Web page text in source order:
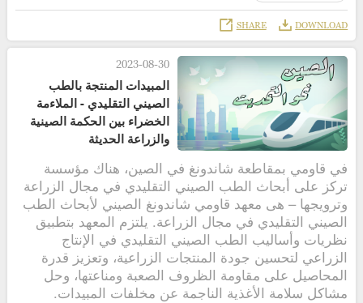
DOWNLOAD
SHARE
2023-08-30
المبيدات المنتجة بالطب
الصيني التقليدي - الملاءمة
الخضراء بين الحكمة الصينية
والزراعة الحديثة
في قاومي بمقاطعة شاندونغ في الصين، هناك مؤسسة
تركز على أبحاث الطب الصيني التقليدي في مجال الزراعة
وترويجها – هى معهد قاومي شاندونغ الصيني لأبحاث الطب
الصيني التقليدي في مجال الزراعة. يلتزم المعهد بتطبيق
نظريات وأساليب الطب الصيني التقليدي في الإنتاج
الزراعي لتحسين جودة المنتجات الزراعية، وتعزيز قدرة
المحاصيل على مقاومة الظروف الصعبة ومناعتها، وحل
مشاكل سلامة الأغذية الناجمة عن مخلفات المبيدات.